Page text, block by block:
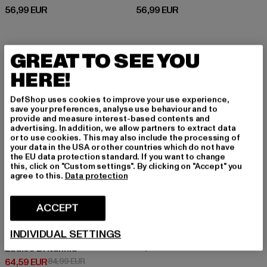
56,99 EUR
Prix courant: 56,99 EUR
56,99 EUR
Prix courant: 56,99 EUR
-24%
BRANDIT
Ladies Britannia
64,59 EUR
Prix courant: 64,59 EUR
84,99 EURPrix en promotion: 84,99 EUR
-10%
13,49 EUR
GREAT TO SEE YOU
HERE!
DefShop uses cookies to improve your use experience,
save your preferences, analyse use behaviour and to
provide and measure interest-based contents and
advertising. In addition, we allow partners to extract data
or to use cookies. This may also include the processing of
your data in the USA or other countries which do not have
the EU data protection standard. If you want to change
this, click on "Custom settings". By clicking on "Accept" you
agree to this. Data protection
ACCEPT
INDIVIDUAL SETTINGS